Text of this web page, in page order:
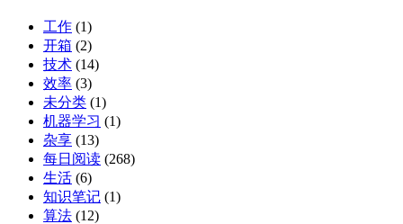
工作 (1)
开箱 (2)
技术 (14)
效率 (3)
未分类 (1)
机器学习 (1)
杂享 (13)
每日阅读 (268)
生活 (6)
知识笔记 (1)
算法 (12)